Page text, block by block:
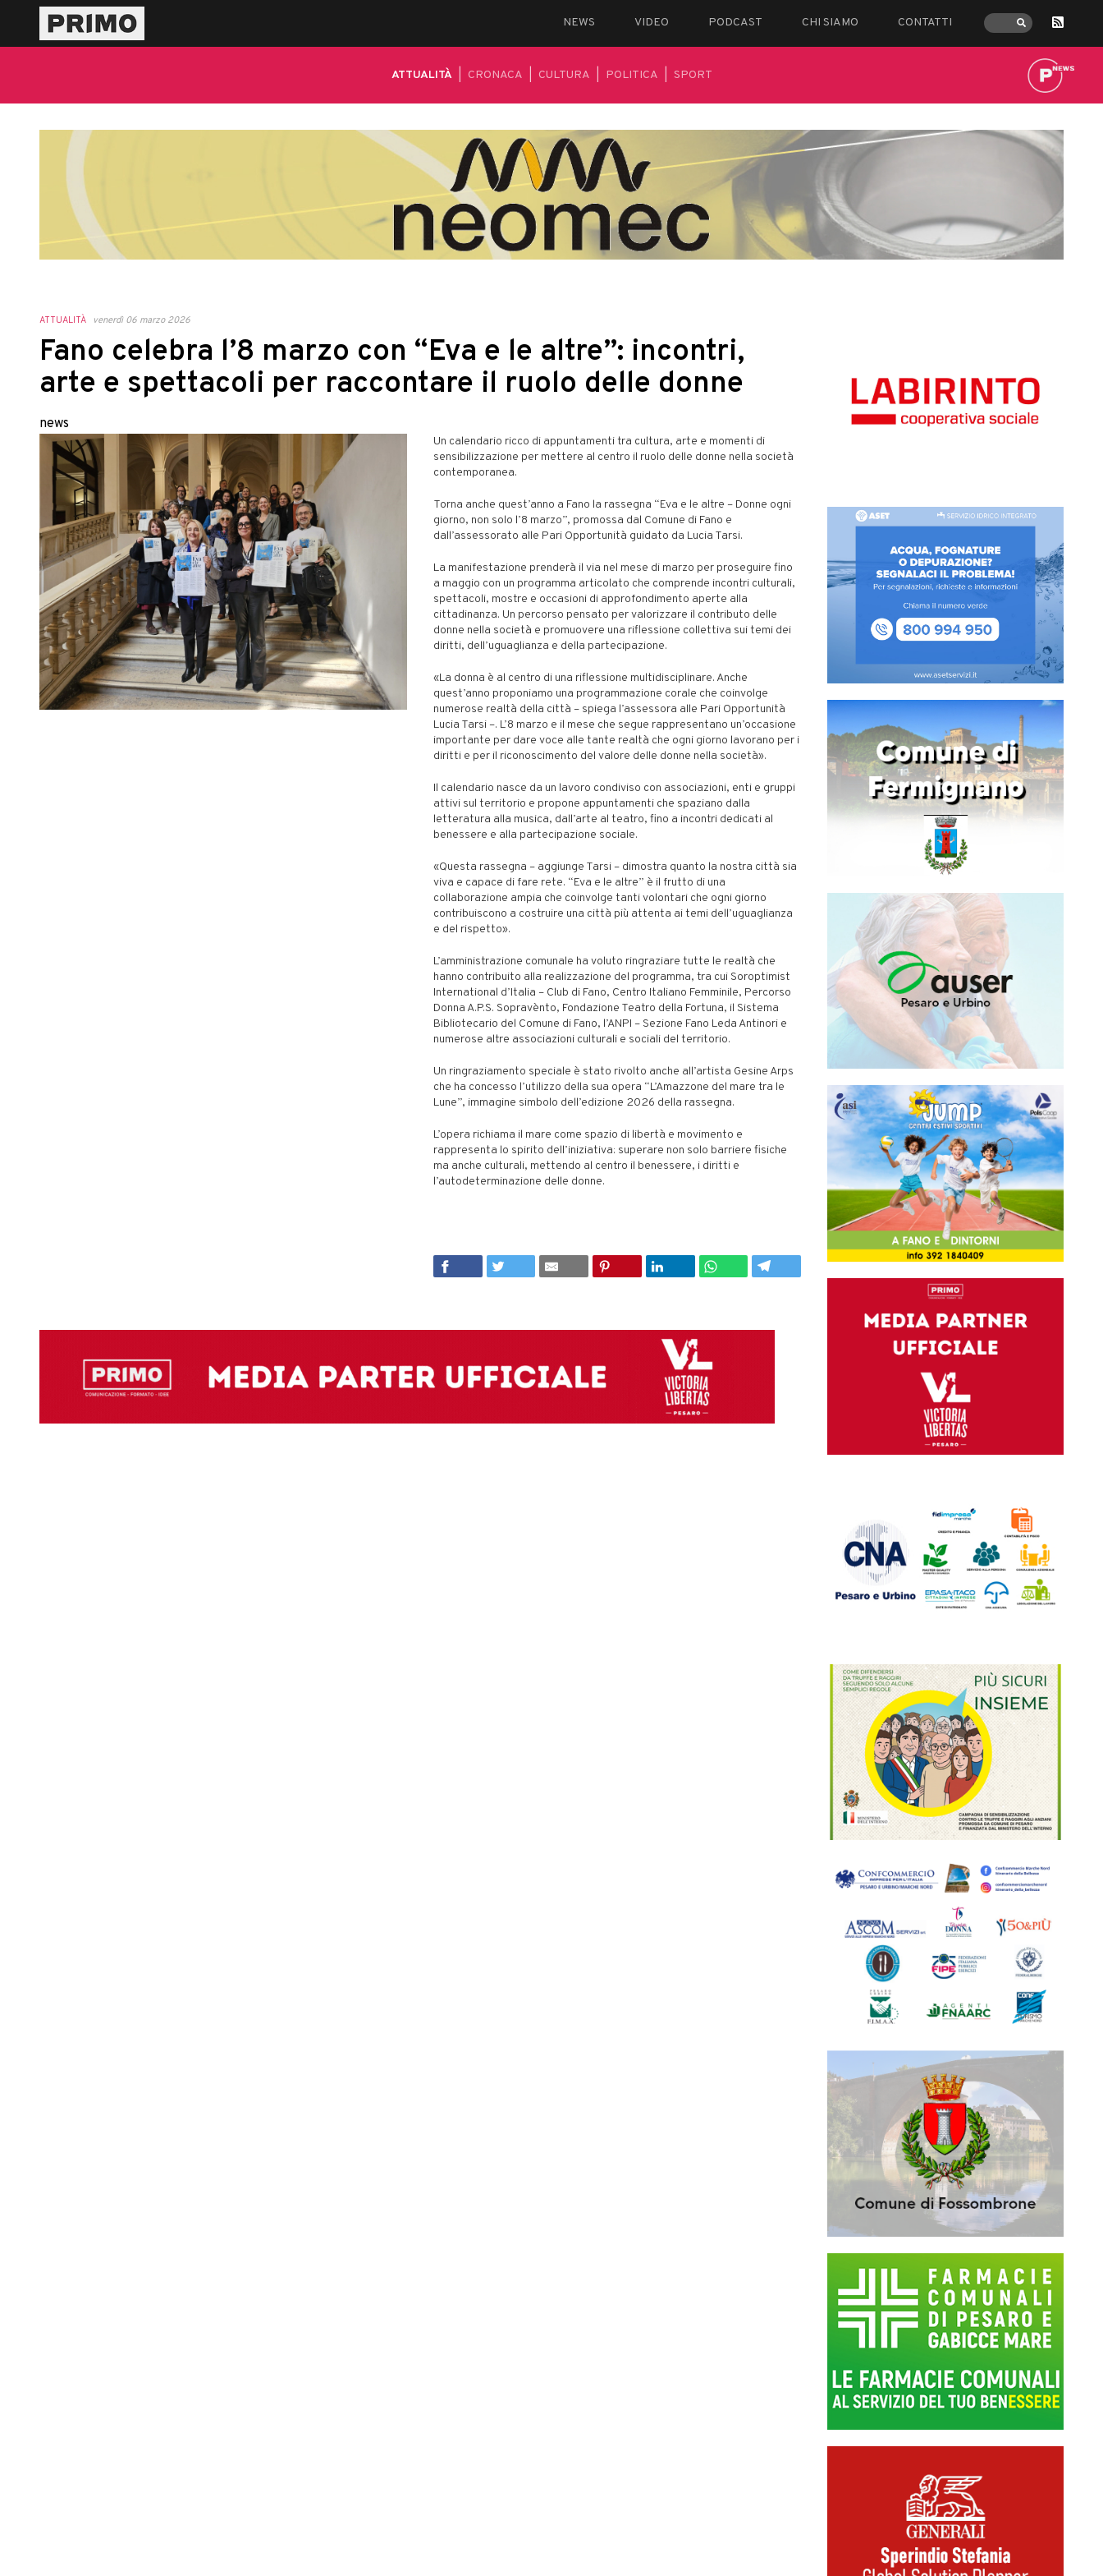
NEWS VIDEO PODCAST CHI SIAMO CONTATTI
ATTUALITÀ CRONACA CULTURA POLITICA SPORT
ATTUALITÀ venerdì 06 marzo 2026
Fano celebra l’8 marzo con “Eva e le altre”: incontri,
arte e spettacoli per raccontare il ruolo delle donne
news
Un calendario ricco di appuntamenti tra cultura, arte e momenti di
sensibilizzazione per mettere al centro il ruolo delle donne nella società
contemporanea.
Torna anche quest’anno a Fano la rassegna “Eva e le altre – Donne ogni
giorno, non solo l’8 marzo”, promossa dal Comune di Fano e
dall’assessorato alle Pari Opportunità guidato da Lucia Tarsi.
La manifestazione prenderà il via nel mese di marzo per proseguire fino
a maggio con un programma articolato che comprende incontri culturali,
spettacoli, mostre e occasioni di approfondimento aperte alla
cittadinanza. Un percorso pensato per valorizzare il contributo delle
donne nella società e promuovere una riflessione collettiva sui temi dei
diritti, dell’uguaglianza e della partecipazione.
«La donna è al centro di una riflessione multidisciplinare. Anche
quest’anno proponiamo una programmazione corale che coinvolge
numerose realtà della città – spiega l’assessora alle Pari Opportunità
Lucia Tarsi –. L’8 marzo e il mese che segue rappresentano un’occasione
importante per dare voce alle tante realtà che ogni giorno lavorano per i
diritti e per il riconoscimento del valore delle donne nella società».
Il calendario nasce da un lavoro condiviso con associazioni, enti e gruppi
attivi sul territorio e propone appuntamenti che spaziano dalla
letteratura alla musica, dall’arte al teatro, fino a incontri dedicati al
benessere e alla partecipazione sociale.
«Questa rassegna – aggiunge Tarsi – dimostra quanto la nostra città sia
viva e capace di fare rete. “Eva e le altre” è il frutto di una
collaborazione ampia che coinvolge tanti volontari che ogni giorno
contribuiscono a costruire una città più attenta ai temi dell’uguaglianza
e del rispetto».
L’amministrazione comunale ha voluto ringraziare tutte le realtà che
hanno contribuito alla realizzazione del programma, tra cui Soroptimist
International d’Italia – Club di Fano, Centro Italiano Femminile, Percorso
Donna A.P.S. Sopravènto, Fondazione Teatro della Fortuna, il Sistema
Bibliotecario del Comune di Fano, l’ANPI – Sezione Fano Leda Antinori e
numerose altre associazioni culturali e sociali del territorio.
Un ringraziamento speciale è stato rivolto anche all’artista Gesine Arps
che ha concesso l’utilizzo della sua opera “L’Amazzone del mare tra le
Lune”, immagine simbolo dell’edizione 2026 della rassegna.
L’opera richiama il mare come spazio di libertà e movimento e
rappresenta lo spirito dell’iniziativa: superare non solo barriere fisiche
ma anche culturali, mettendo al centro il benessere, i diritti e
l’autodeterminazione delle donne.